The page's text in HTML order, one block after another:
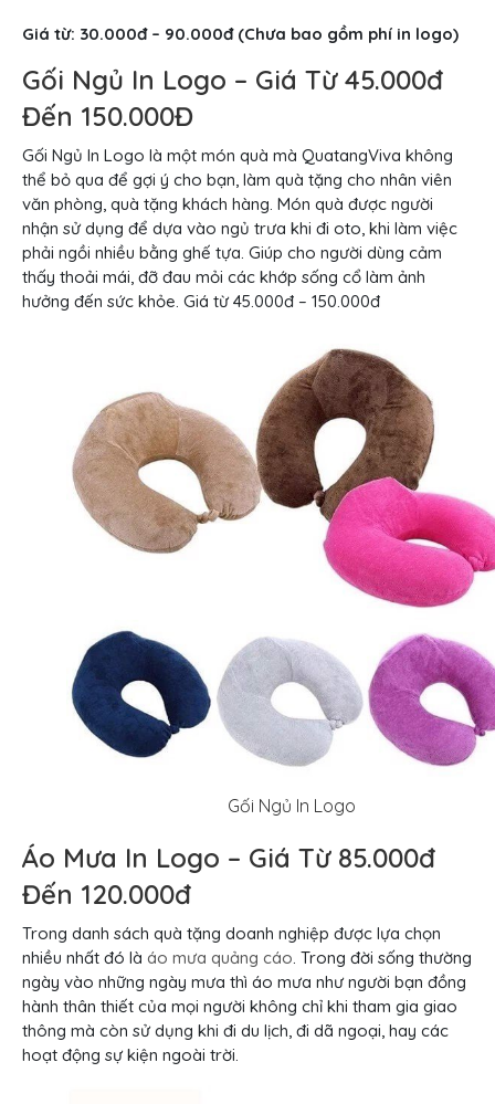
Giá từ: 30.000đ – 90.000đ (Chưa bao gồm phí in logo)
Gối Ngủ In Logo – Giá Từ 45.000đ
Đến 150.000Đ
Gối Ngủ In Logo là một món quà mà QuatangViva không
thể bỏ qua để gợi ý cho bạn, làm quà tặng cho nhân viên
văn phòng, quà tặng khách hàng. Món quà được người
nhận sử dụng để dựa vào ngủ trưa khi đi oto, khi làm việc
phải ngồi nhiều bằng ghế tựa. Giúp cho người dùng cảm
thấy thoải mái, đỡ đau mỏi các khớp sống cổ làm ảnh
hưởng đến sức khỏe. Giá từ 45.000đ – 150.000đ
Gối Ngủ In Logo
Áo Mưa In Logo – Giá Từ 85.000đ
Đến 120.000đ
Trong danh sách quà tặng doanh nghiệp được lựa chọn
nhiều nhất đó là áo mưa quảng cáo. Trong đời sống thường
ngày vào những ngày mưa thì áo mưa như người bạn đồng
hành thân thiết của mọi người không chỉ khi tham gia giao
thông mà còn sử dụng khi đi du lịch, đi dã ngoại, hay các
hoạt động sự kiện ngoài trời.